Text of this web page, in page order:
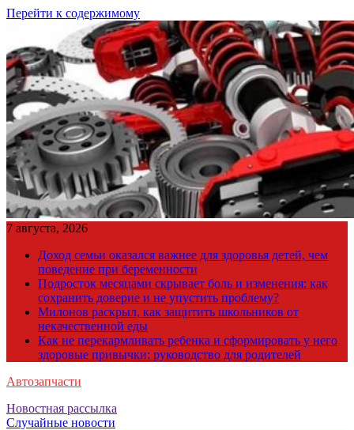
Перейти к содержимому
7 августа, 2026
Доход семьи оказался важнее для здоровья детей, чем
поведение при беременности
Подросток месяцами скрывает боль и изменения: как
сохранить доверие и не упустить проблему?
Милонов раскрыл, как защитить школьников от
некачественной еды
Как не перекармливать ребенка и сформировать у него
здоровые привычки: руководство для родителей
Автозапчасти
Новостная рассылка
Случайные новости